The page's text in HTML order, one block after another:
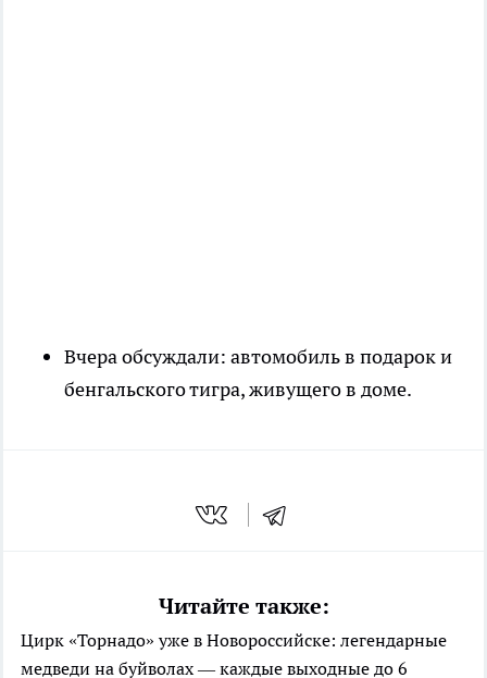
Вчера обсуждали: автомобиль в подарок и
бенгальского тигра, живущего в доме.
Читайте также:
Цирк «Торнадо» уже в Новороссийске: легендарные
медведи на буйволах — каждые выходные до 6